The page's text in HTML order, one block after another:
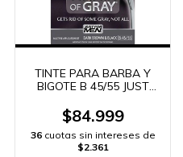
TINTE PARA BARBA Y
BIGOTE B 45/55 JUST
OSCURO NEGRIO
$84.999
36 cuotas sin intereses de
$2.361